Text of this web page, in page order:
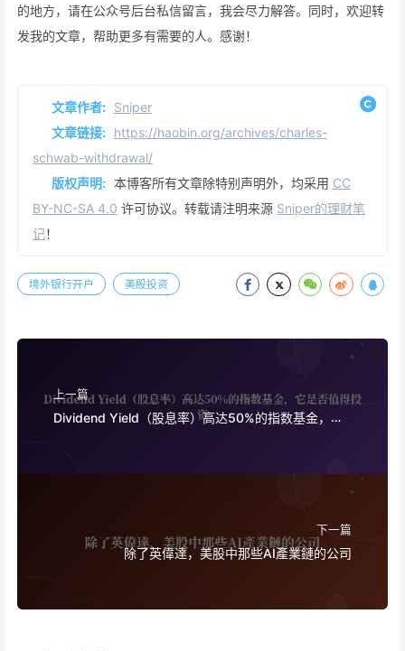
的地方，请在公众号后台私信留言，我会尽力解答。同时，欢迎转
发我的文章，帮助更多有需要的人。感谢！
文章作者: Sniper
文章链接: https://haobin.org/archives/charles-
schwab-withdrawal/
版权声明: 本博客所有文章除特别声明外，均采用 CC
BY-NC-SA 4.0 许可协议。转载请注明来源 Sniper的理财笔
记！
境外银行开户 美股投资
上一篇
Dividend Yield（股息率）高达50%的指数基金，它
下一篇
除了英偉達，美股中那些AI產業鏈的公司